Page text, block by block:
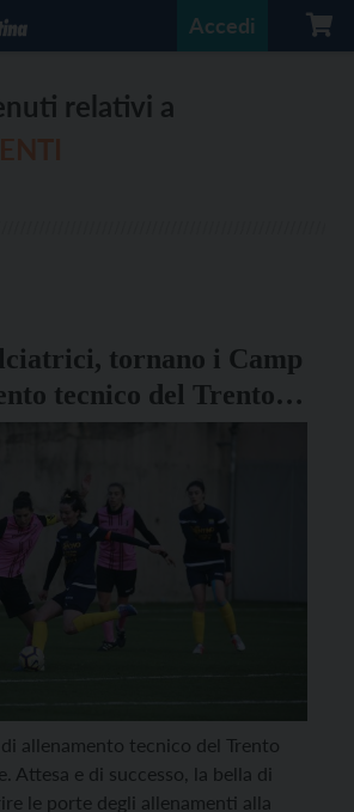
Accedi
relativi a
tornano i Camp
tecnico del Trento
allenamento tecnico del Trento
Attesa e di successo, la bella di
le porte degli allenamenti alla